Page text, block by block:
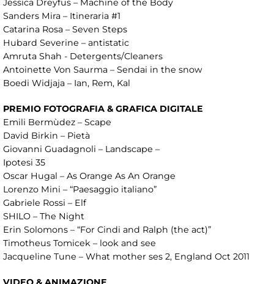
Jessica Dreyfus – Machine of the Body
Sanders Mira – Itineraria #1
Catarina Rosa – Seven Steps
Hubard Severine – antistatic
Amruta Shah - Detergents/Cleaners
Antoinette Von Saurma – Sendai in the snow
Boedi Widjaja – Ian, Rem, Kal
PREMIO FOTOGRAFIA & GRAFICA DIGITALE
Emili Bermùdez – Scape
David Birkin – Pietà
Giovanni Guadagnoli – Landscape –
Ipotesi 35
Oscar Hugal – As Orange As An Orange
Lorenzo Mini – “Paesaggio italiano”
Gabriele Rossi – Elf
SHILO – The Night
Erin Solomons – “For Cindi and Ralph (the act)”
Timotheus Tomicek – look and see
Jacqueline Tune – What mother ses 2, England Oct 2011